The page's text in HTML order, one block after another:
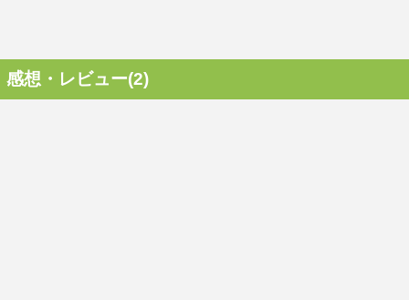
感想・レビュー(2)